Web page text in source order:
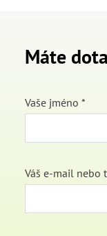
Máte
Vaše jméno *
Váš e-mail nebo